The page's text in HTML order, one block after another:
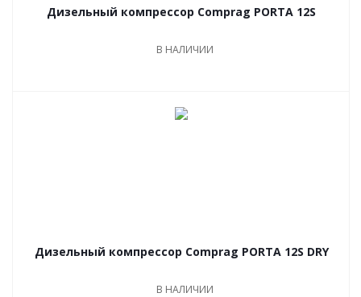
Дизельный компрессор Comprag PORTA 12S
В НАЛИЧИИ
Дизельный компрессор Comprag PORTA 12S DRY
В НАЛИЧИИ